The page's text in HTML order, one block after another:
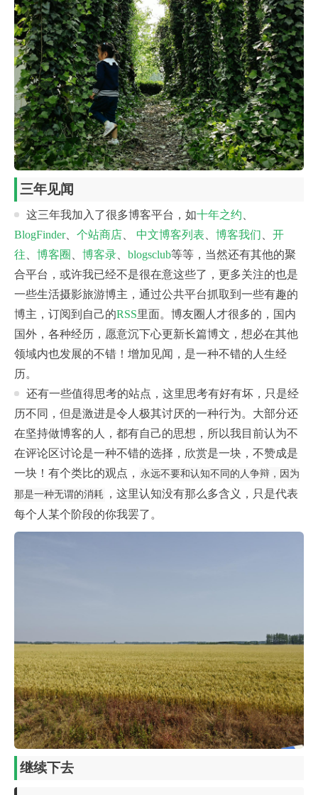
三年见闻
这三年我加入了很多博客平台，如十年之约
BlogFinder、 个站商店 中文博客列表 博客我们
开
往
博客圈 博客录 blogsclub等等，当然还有其他的聚
合平台，或许我已经不是很在意这些了，更多关注的也是
一些生活摄影旅游博主，通过公共平台抓取到一些有趣的
博主，订阅到自己的RSS里面。博友圈人才很多的，国内
国外，各种经历，愿意沉下心更新长篇博文，想必在其他
领域内也发展的不错！增加见闻，是一种不错的人生经
历。
还有一些值得思考的站点，这里思考有好有坏，只是经
历不同，但是激进是令人极其讨厌的一种行为。大部分还
在坚持做博客的人，都有自己的思想，所以我目前认为不
在评论区讨论是一种不错的选择，欣赏是一块，不赞成是
一块！有个类比的观点，
永远不要和认知不同的人争辩，因为
那是一种无谓的消耗 ，这里认知没有那么多含义，只是代表
每个人某个阶段的你我罢了。
继续下去